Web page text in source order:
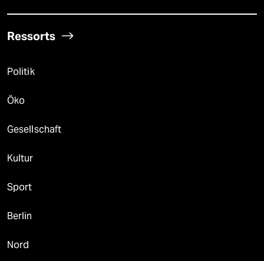
Ressorts
Politik
Öko
Gesellschaft
Kultur
Sport
Berlin
Nord